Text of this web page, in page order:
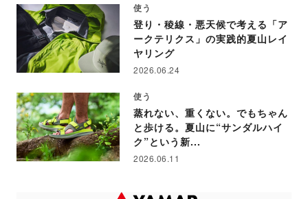
使う
登り・稜線・悪天候で考える「ア
ークテリクス」の実践的夏山レイ
ヤリング
2026.06.24
使う
蒸れない、重くない。でもちゃん
と歩ける。夏山に“サンダルハイ
ク”という新...
2026.06.11